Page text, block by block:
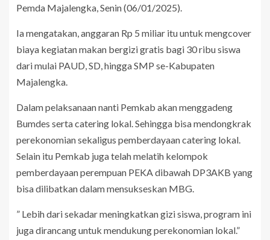
Pemda Majalengka, Senin (06/01/2025).
Ia mengatakan, anggaran Rp 5 miliar itu untuk mengcover
biaya kegiatan makan bergizi gratis bagi 30 ribu siswa
dari mulai PAUD, SD, hingga SMP se-Kabupaten
Majalengka.
Dalam pelaksanaan nanti Pemkab akan menggadeng
Bumdes serta catering lokal. Sehingga bisa mendongkrak
perekonomian sekaligus pemberdayaan catering lokal.
Selain itu Pemkab juga telah melatih kelompok
pemberdayaan perempuan PEKA dibawah DP3AKB yang
bisa dilibatkan dalam mensukseskan MBG.
” Lebih dari sekadar meningkatkan gizi siswa, program ini
juga dirancang untuk mendukung perekonomian lokal.”